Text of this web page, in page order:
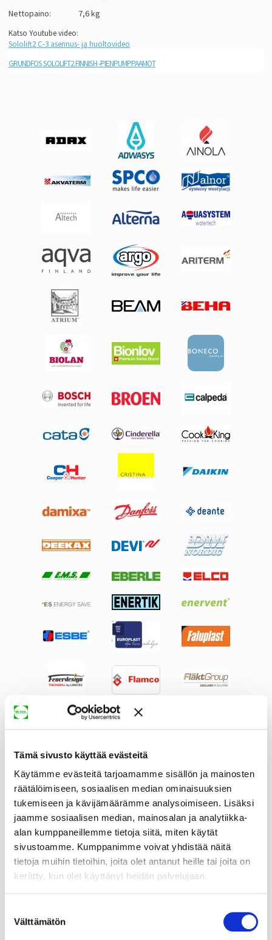
Tämä sivusto käyttää evästeitä
Käytämme evästeitä tarjoamamme sisällön ja mainosten
räätälöimiseen, sosiaalisen median ominaisuuksien
tukemiseen ja kävijämäärämme analysoimiseen. Lisäksi
jaamme sosiaalisen median, mainosalan ja analytiikka-
alan kumppaneillemme tietoja siitä, miten käytät
sivustoamme. Kumppanimme voivat yhdistää näitä
tietoja muihin tietoihin, joita olet antanut heille tai joita on
kerätty, kun olet käyttänyt heidän palvelujaan.
valinta
Välttämätön
Nettopaino: 7,6 kg
Katso Youtube video:
Sololift2 C-3 asennus- ja huoltovideo
GRUNDFOS SOLOLIFT2 FINNISH -PIENPUMPPAAMOT